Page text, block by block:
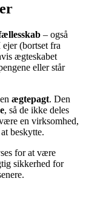
– også
(bortset fra
ægteskabet
eller står
ægtepagt. Den
, så de ikke deles
en virksomhed,
beskytte.
for at være
sikkerhed for